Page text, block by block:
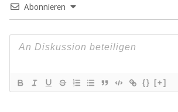
Abonnieren
{} [+]